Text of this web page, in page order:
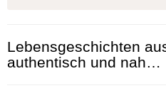
Lebensgeschichten
authentisch und nah…